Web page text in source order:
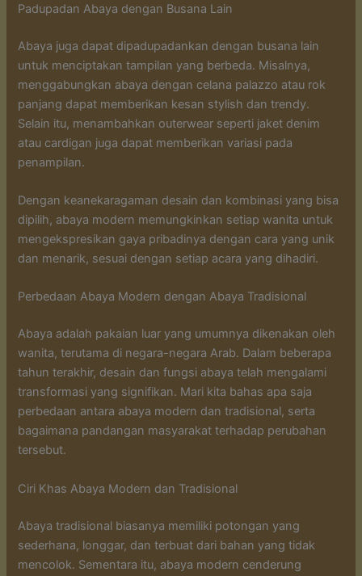
Padupadan Abaya dengan Busana Lain
Abaya juga dapat dipadupadankan dengan busana lain
untuk menciptakan tampilan yang berbeda. Misalnya,
menggabungkan abaya dengan celana palazzo atau rok
panjang dapat memberikan kesan stylish dan trendy.
Selain itu, menambahkan outerwear seperti jaket denim
atau cardigan juga dapat memberikan variasi pada
penampilan.
Dengan keanekaragaman desain dan kombinasi yang bisa
dipilih, abaya modern memungkinkan setiap wanita untuk
mengekspresikan gaya pribadinya dengan cara yang unik
dan menarik, sesuai dengan setiap acara yang dihadiri.
Perbedaan Abaya Modern dengan Abaya Tradisional
Abaya adalah pakaian luar yang umumnya dikenakan oleh
wanita, terutama di negara-negara Arab. Dalam beberapa
tahun terakhir, desain dan fungsi abaya telah mengalami
transformasi yang signifikan. Mari kita bahas apa saja
perbedaan antara abaya modern dan tradisional, serta
bagaimana pandangan masyarakat terhadap perubahan
tersebut.
Ciri Khas Abaya Modern dan Tradisional
Abaya tradisional biasanya memiliki potongan yang
sederhana, longgar, dan terbuat dari bahan yang tidak
mencolok. Sementara itu, abaya modern cenderung